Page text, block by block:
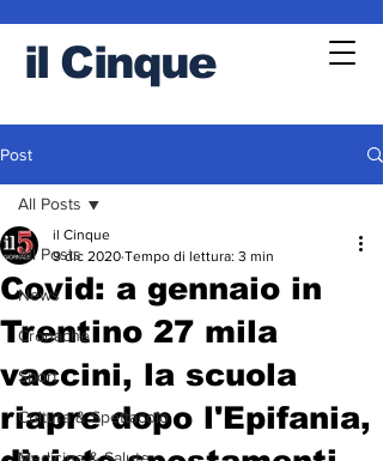
il Cinque
Post
All Posts
News
Cronache
Sport
Cultura & Spettacolo
All Posts
Covid: a gennaio in
Trentino 27 mila
vaccini, la scuola
riapre dopo l'Epifania,
il Cinque
9 dic 2020 Tempo di lettura: 3 min